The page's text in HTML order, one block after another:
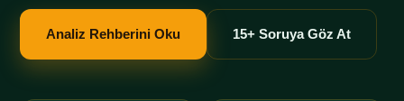
Analiz Rehberini Oku 15+ Soruya Göz At